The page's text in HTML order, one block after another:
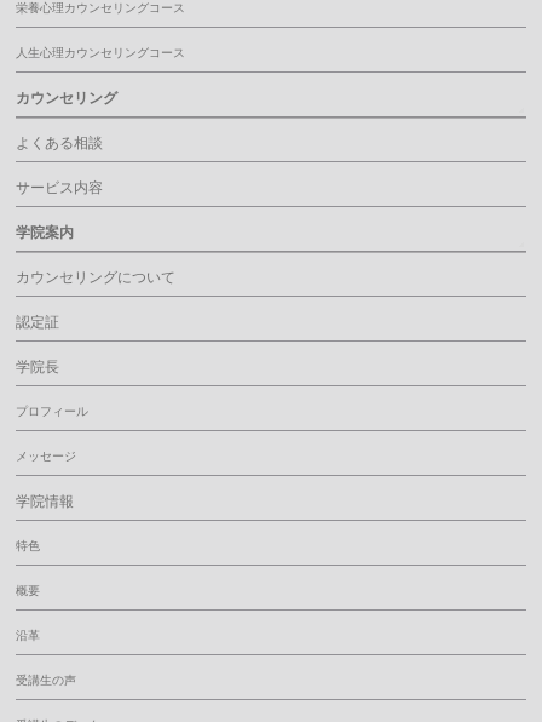
栄養心理カウンセリングコース
人生心理カウンセリングコース
カウンセリング
よくある相談
サービス内容
学院案内
カウンセリングについて
認定証
学院長
プロフィール
メッセージ
学院情報
特色
概要
沿革
受講生の声